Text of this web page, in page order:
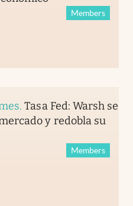
Members
.Tasa Fed: Warsh se
y redobla su
Members